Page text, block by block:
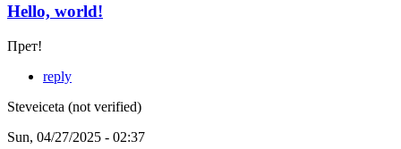
Hello, world!
Прет!
reply
Steveiceta (not verified)
Sun, 04/27/2025 - 02:37